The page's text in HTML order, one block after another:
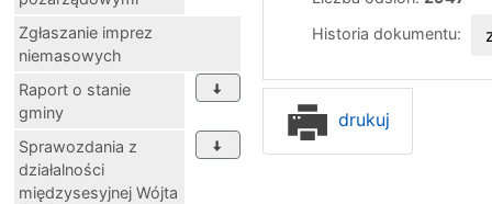
Zgłaszanie imprez
niemasowych
Raport o stanie
gminy
Sprawozdania z
działalności
międzysesyjnej Wójta
Historia dokumentu:
drukuj